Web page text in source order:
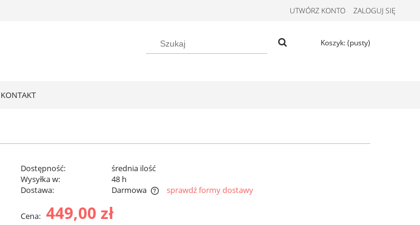
UTWÓRZ KONTO ZALOGUJ SIĘ
Koszyk:(pusty)
KONTAKT
Dostępność:
średnia ilość
Wysyłka w:
48 h
Dostawa:
Darmowa
Darmowa dostawa od 299 zł
sprawdź formy dostawy
Cena: 449,00 zł